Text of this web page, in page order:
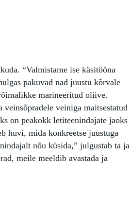
“Valmistame ise käsitööna
pakuvad nad juustu kõrvale
marineeritud oliive.
veiniga maitsestatud
on peakokk letiteenindajate jaoks
huvi, mida konkreetse juustuga
nõu küsida,” julgustab ta ja
meile meeldib avastada ja